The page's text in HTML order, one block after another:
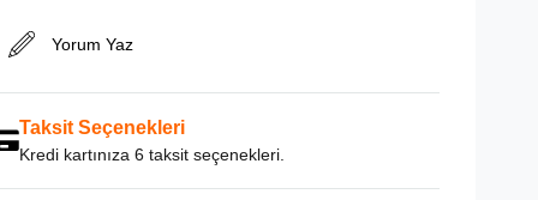
Yorum Yaz
Taksit Seçenekleri
Kredi kartınıza 6 taksit seçenekleri.